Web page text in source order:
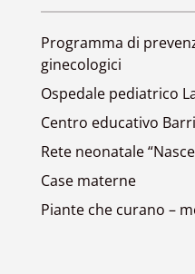
Programma di
ginecologici
Ospedale pediatrico
Centro educativo
Rete neonatale
Case materne
Piante che curano –